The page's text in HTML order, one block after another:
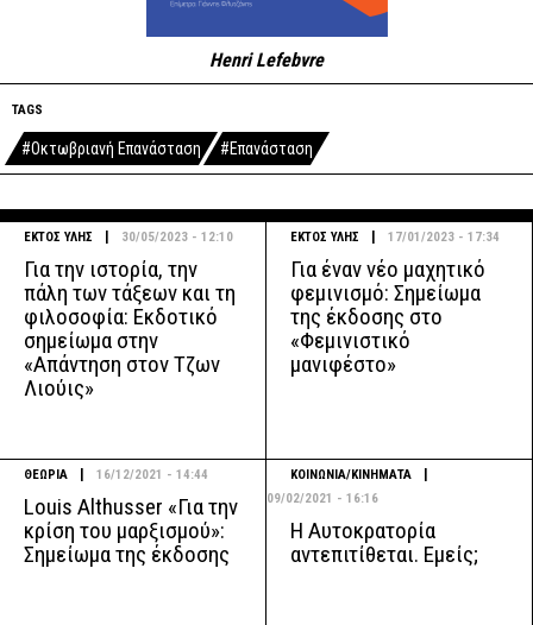
Henri Lefebvre
TAGS
#Οκτωβριανή Επανάσταση #Επανάσταση
ΕΚΤΟΣ ΥΛΗΣ 30/05/2023 - 12:10
Για την ιστορία, την
πάλη των τάξεων και τη
φιλοσοφία: Εκδοτικό
σημείωμα στην
«Απάντηση στον Τζων
Λιούις»
ΕΚΤΟΣ ΥΛΗΣ 17/01/2023 - 17:34
Για έναν νέο μαχητικό
φεμινισμό: Σημείωμα
της έκδοσης στο
«Φεμινιστικό
μανιφέστο»
ΘΕΩΡΙΑ 16/12/2021 - 14:44
Louis Althusser «Για την
κρίση του μαρξισμού»:
Σημείωμα της έκδοσης
ΚΟΙΝΩΝΙΑ/ΚΙΝΗΜΑΤΑ
09/02/2021 - 16:16
Η Αυτοκρατορία
αντεπιτίθεται. Εμείς;